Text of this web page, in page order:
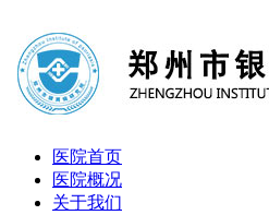
医院首页
医院概况
关于我们